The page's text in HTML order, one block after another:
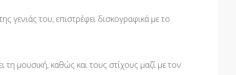
γενιάς του, επιστρέφει δισκογραφικά με το
μουσική, καθώς και τους στίχους μαζί με τον